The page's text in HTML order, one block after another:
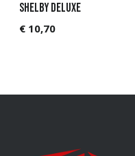
Shelby Deluxe
€ 10,70